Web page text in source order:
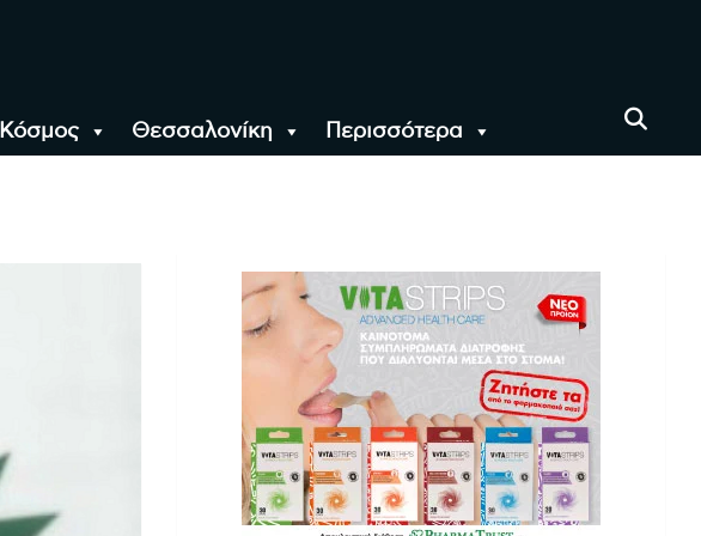
Κόσμος Θεσσαλονίκη Περισσότερα